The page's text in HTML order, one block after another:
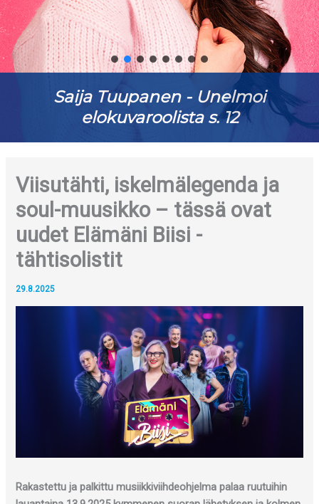
Saija Tuupanen - Unelmoi
elokuvaroolista s. 12
Viisutähti, iskelmälegenda ja
soul-muusikko – tässä ovat
uudet Elämäni Biisi -
tähtisolistit
29.8.2025
Rakastettu ja palkittu musiikkiviihdeohjelma palaa ruutuihin